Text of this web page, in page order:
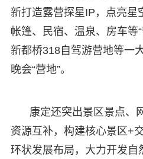
新打造露营探星IP，点亮星
帐篷、民宿、温泉、房车等
新都桥318自驾游营地等一
晚会“营地”。
康定还突出景区景点、
资源互补，构建核心景区+
环状发展布局，大力开发自